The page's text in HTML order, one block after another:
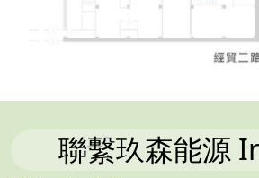
聯繫玖森能源